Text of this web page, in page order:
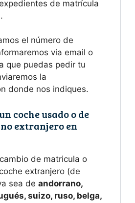
de matrícula
el número de
via email o
que puedas pedir tu
la
donde nos indiques.
coche usado o de
extranjero en
de matricula o
extranjero (de
sea de andorrano,
suizo, ruso, belga,